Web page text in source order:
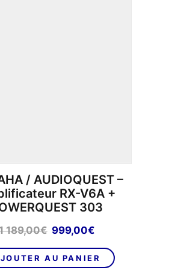
/ AUDIOQUEST –
RX-V6A +
303
189,00€ Le
initial
999,00€Le
actuel
AU PANIER